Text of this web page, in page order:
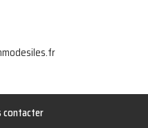
contacter